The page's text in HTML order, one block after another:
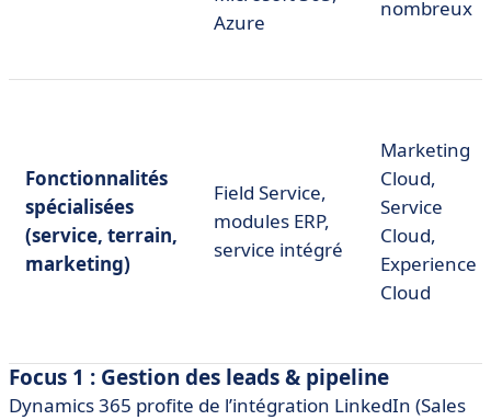
Azure
nombreux
Fonctionnalités
spécialisées
(service, terrain,
marketing)
Field Service,
modules ERP,
service intégré
Marketing
Cloud,
Service
Cloud,
Experience
Cloud
Focus 1 : Gestion des leads & pipeline
Dynamics 365 profite de l’intégration LinkedIn (Sales